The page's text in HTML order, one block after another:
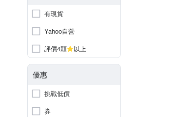
有現貨
Yahoo自營
評價4顆
以上
優惠
挑戰低價
券